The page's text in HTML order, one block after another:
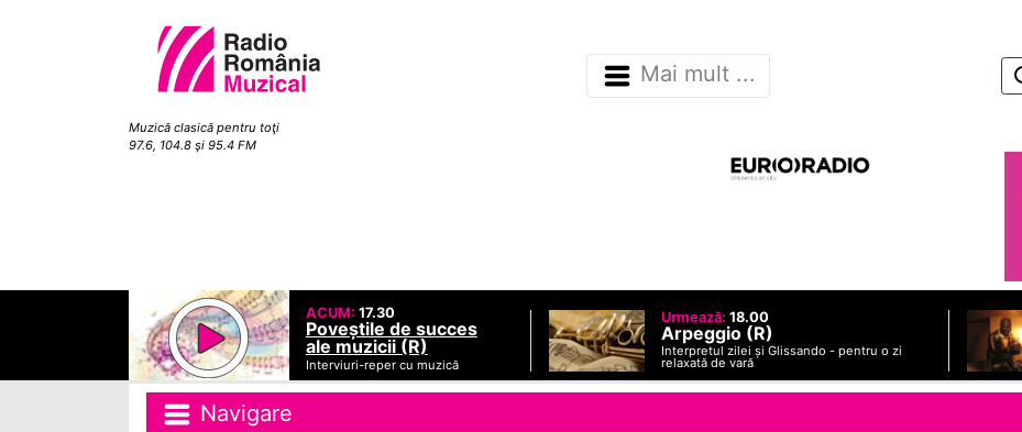
Muzică clasică pentru toţi
97.6, 104.8 şi 95.4 FM
Mai mult ...
ACUM: 17.30
Poveștile de succes
ale muzicii (R)
Interviuri-reper cu muzică
Urmează: 18.00
Arpeggio (R)
Interpretul zilei și Glissando - pentru o zi
relaxată de vară
Navigare